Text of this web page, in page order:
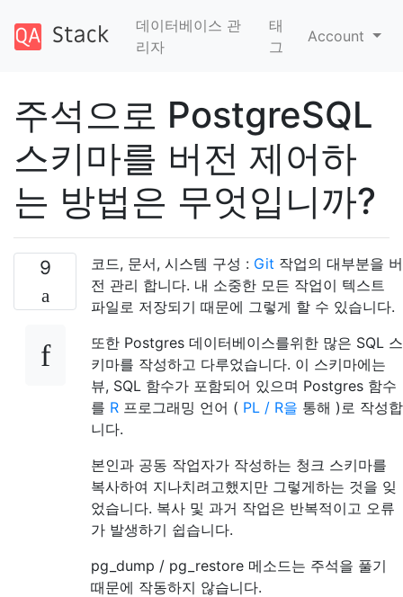
데이터베이스 관
리자
태
그
Account
주석으로 PostgreSQL
스키마를 버전 제어하
는 ​​방법은 무엇입니까?
9 코드, 문서, 시스템 구성 : Git 작업의 대부분을 버
전 관리 합니다. 내 소중한 모든 작업이 텍스트
파일로 저장되기 때문에 그렇게 할 수 있습니다.
또한 Postgres 데이터베이스를위한 많은 SQL 스
키마를 작성하고 다루었습니다. 이 스키마에는
뷰, SQL 함수가 포함되어 있으며 Postgres 함수
를 R 프로그래밍 언어 ( PL / R을 통해 )로 작성합
니다.
본인과 공동 작업자가 작성하는 청크 스키마를
복사하여 지나치려고했지만 그렇게하는 것을 잊
었습니다. 복사 및 과거 작업은 반복적이고 오류
가 발생하기 쉽습니다.
pg_dump / pg_restore 메소드는 주석을 풀기
때문에 작동하지 않습니다.